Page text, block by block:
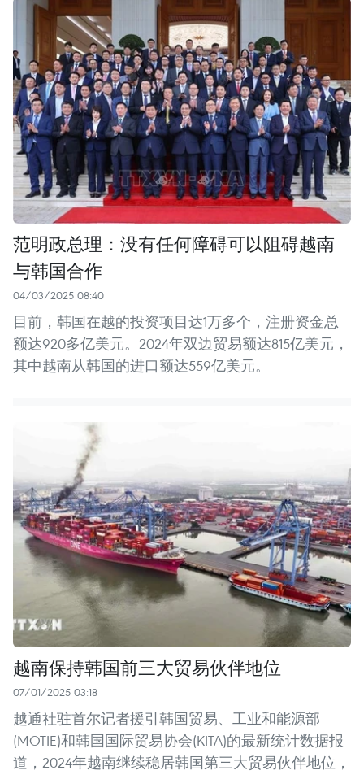
范明政总理：没有任何障碍可以阻碍越南
与韩国合作
04/03/2025 08:40
目前，韩国在越的投资项目达1万多个，注册资金总
额达920多亿美元。2024年双边贸易额达815亿美元，
其中越南从韩国的进口额达559亿美元。
越南保持韩国前三大贸易伙伴地位
07/01/2025 03:18
越通社驻首尔记者援引韩国贸易、工业和能源部
(MOTIE)和韩国国际贸易协会(KITA)的最新统计数据报
道，2024年越南继续稳居韩国第三大贸易伙伴地位，